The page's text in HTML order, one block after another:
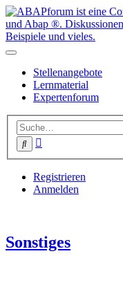
Stellenangebote
Lernmaterial
Expertenforum
Suche
Registrieren
Anmelden
Sonstiges